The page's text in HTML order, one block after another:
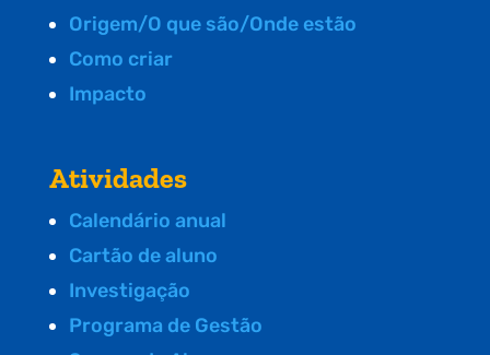
Origem/O que são/Onde estão
Como criar
Impacto
Atividades
Calendário anual
Cartão de aluno
Investigação
Programa de Gestão